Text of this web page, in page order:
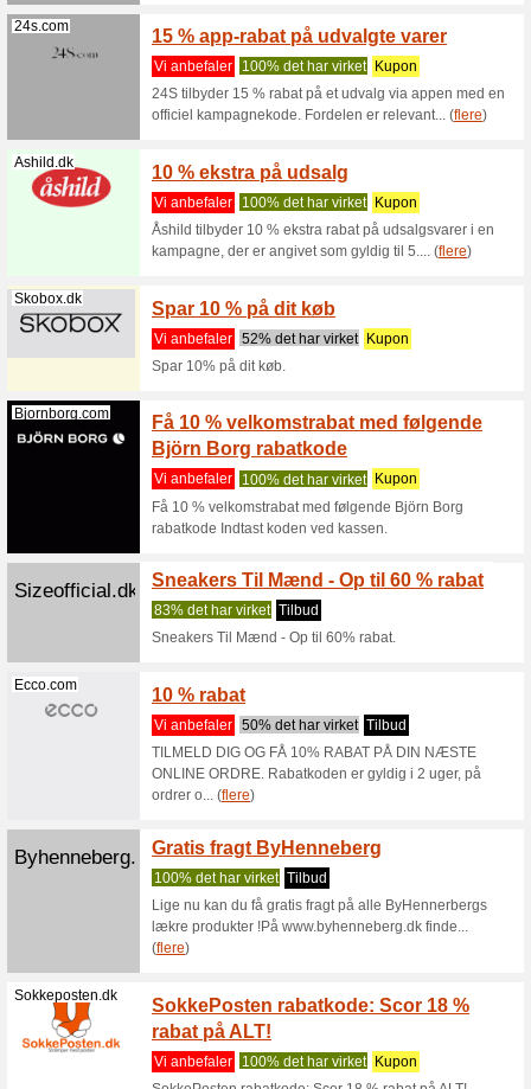
Milker.dk
Scor
Milker
Vi
Scor 10
Nelly.com
Nelly
%
Vi
Nelly
Indtast
Nelly.com
Slå
Vi